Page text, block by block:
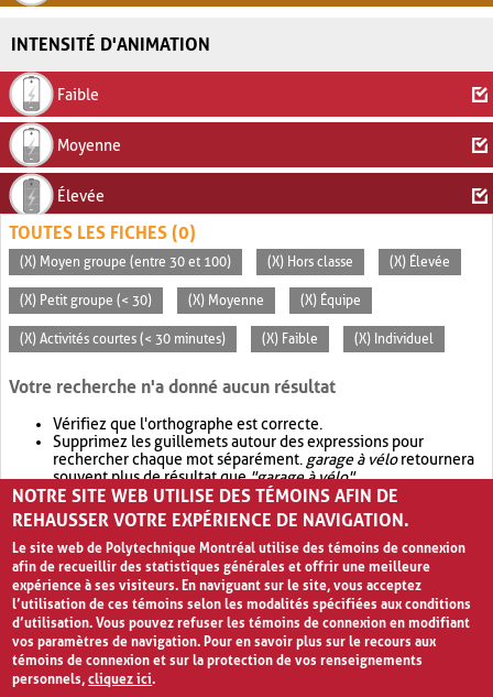
INTENSITÉ D'ANIMATION
Faible
Moyenne
Élevée
TOUTES LES FICHES (0)
(X) Moyen groupe (entre 30 et 100) (X) Hors classe (X) Élevée
(X) Petit groupe (< 30) (X) Moyenne (X) Équipe
(X) Activités courtes (< 30 minutes) (X) Faible (X) Individuel
Votre recherche n'a donné aucun résultat
Vérifiez que l'orthographe est correcte.
Supprimez les guillemets autour des expressions pour
rechercher chaque mot séparément. garage à véloretournera
souvent plus de résultat que"garage à vélo".
Envisagez d'élargir votre recherche avec OR.garage OR vélo
retournera souvent plus de résultat quegarage à vélo
NOTRE SITE WEB UTILISE DES TÉMOINS AFIN DE
REHAUSSER VOTRE EXPÉRIENCE DE NAVIGATION.
Le site web de Polytechnique Montréal utilise des témoins de connexion
afin de recueillir des statistiques générales et offrir une meilleure
expérience à ses visiteurs. En naviguant sur le site, vous acceptez
l’utilisation de ces témoins selon les modalités spécifiées aux conditions
d’utilisation. Vous pouvez refuser les témoins de connexion en modifiant
vos paramètres de navigation. Pour en savoir plus sur le recours aux
témoins de connexion et sur la protection de vos renseignements
personnels,cliquez ici.